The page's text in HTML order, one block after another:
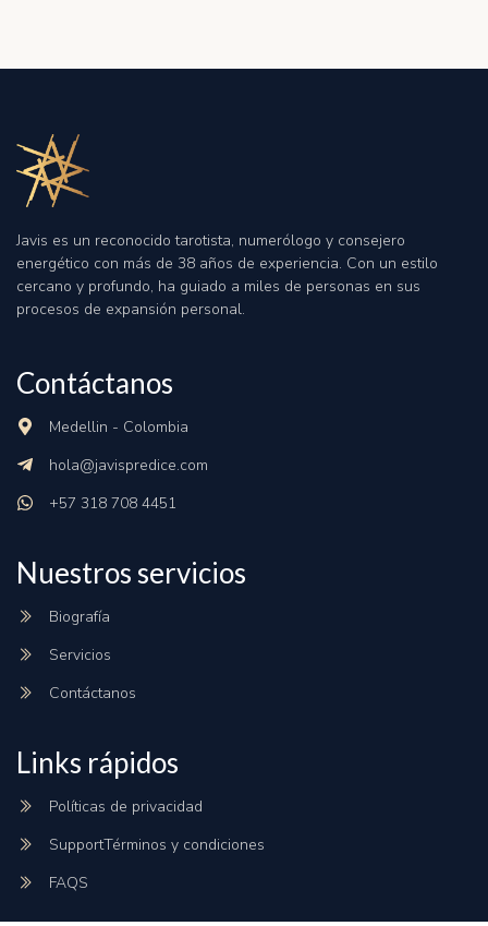
Javis es un reconocido tarotista, numerólogo y consejero
energético con más de 38 años de experiencia. Con un estilo
cercano y profundo, ha guiado a miles de personas en sus
procesos de expansión personal.
Contáctanos
Medellin - Colombia
hola@javispredice.com
+57 318 708 4451
Nuestros servicios
Biografía
Servicios
Contáctanos
Links rápidos
Políticas de privacidad
SupportTérminos y condiciones
FAQS